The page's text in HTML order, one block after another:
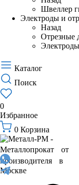
Швеллер
Электроды и
Назад
Отрезные
Электроды
Каталог
Поиск
0
Избранное
0 Корзина